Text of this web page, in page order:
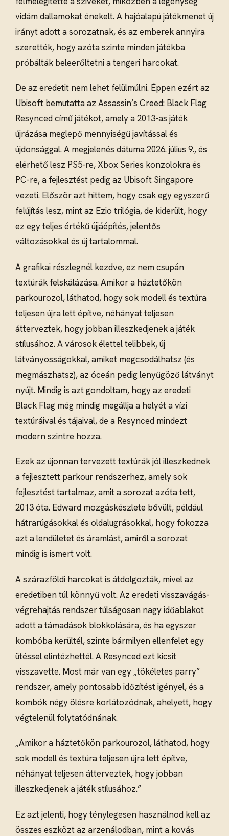
vidám dallamokat énekelt. A hajóalapú játékmenet új
irányt adott a sorozatnak, és az emberek annyira
szerették, hogy azóta szinte minden játékba
próbálták beleerőltetni a tengeri harcokat.
De az eredetit nem lehet felülmúlni. Éppen ezért az
Ubisoft bemutatta az Assassin’s Creed: Black Flag
Resynced című játékot, amely a 2013-as játék
újrázása meglepő mennyiségű javítással és
újdonsággal. A megjelenés dátuma 2026. július 9., és
elérhető lesz PS5-re, Xbox Series konzolokra és
PC-re, a fejlesztést pedig az Ubisoft Singapore
vezeti. Először azt hittem, hogy csak egy egyszerű
felújítás lesz, mint az Ezio trilógia, de kiderült, hogy
ez egy teljes értékű újjáépítés, jelentős
változásokkal és új tartalommal.
A grafikai részlegnél kezdve, ez nem csupán
textúrák felskálázása. Amikor a háztetőkön
parkourozol, láthatod, hogy sok modell és textúra
teljesen újra lett építve, néhányat teljesen
átterveztek, hogy jobban illeszkedjenek a játék
stílusához. A városok élettel telibbek, új
látványosságokkal, amiket megcsodálhatsz (és
megmászhatsz), az óceán pedig lenyűgöző látványt
nyújt. Mindig is azt gondoltam, hogy az eredeti
Black Flag még mindig megállja a helyét a vízi
textúráival és tájaival, de a Resynced mindezt
modern szintre hozza.
Ezek az újonnan tervezett textúrák jól illeszkednek
a fejlesztett parkour rendszerhez, amely sok
fejlesztést tartalmaz, amit a sorozat azóta tett,
2013 óta. Edward mozgáskészlete bővült, például
hátrarúgásokkal és oldalugrásokkal, hogy fokozza
azt a lendületet és áramlást, amiről a sorozat
mindig is ismert volt.
A szárazföldi harcokat is átdolgozták, mivel az
eredetiben túl könnyű volt. Az eredeti visszavágás-
végrehajtás rendszer túlságosan nagy időablakot
adott a támadások blokkolására, és ha egyszer
kombóba kerültél, szinte bármilyen ellenfelet egy
ütéssel elintézhettél. A Resynced ezt kicsit
visszavette. Most már van egy „tökéletes parry”
rendszer, amely pontosabb időzítést igényel, és a
kombók négy ölésre korlátozódnak, ahelyett, hogy
végtelenül folytatódnának.
„Amikor a háztetőkön parkourozol, láthatod, hogy
sok modell és textúra teljesen újra lett építve,
néhányat teljesen átterveztek, hogy jobban
illeszkedjenek a játék stílusához.”
Ez azt jelenti, hogy ténylegesen használnod kell az
összes eszközt az arzenálodban, mint a kovás